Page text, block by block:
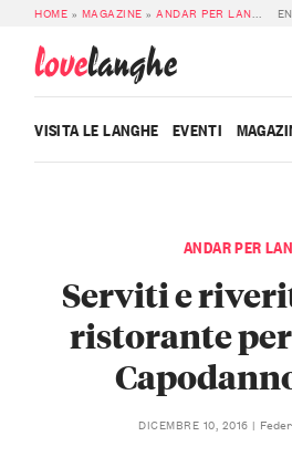
HOME » MAGAZINE »ANDAR PER LANGA »
lovelanghe
VISITA LE LANGHE EVENTI
ANDAR PER
Serviti e
ristorante
DICEMBRE 10, 2016